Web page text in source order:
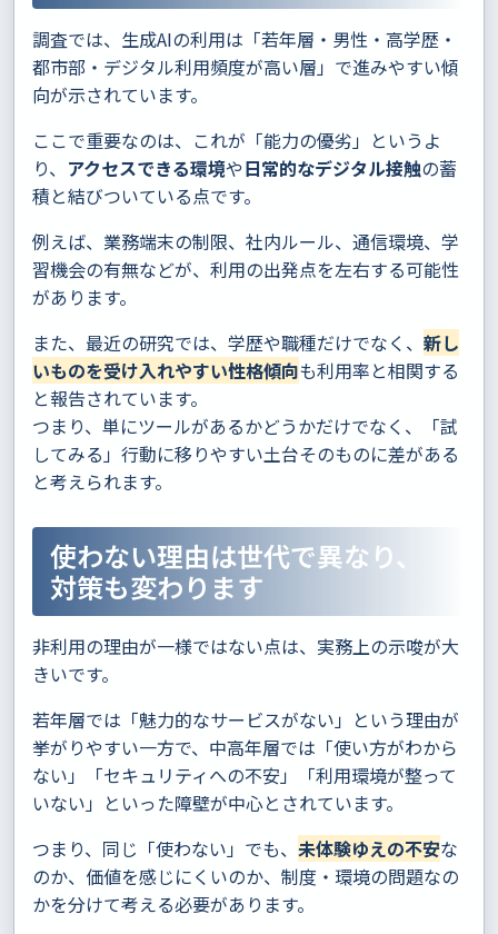
調査では、生成AIの利用は「若年層・男性・高学歴・
都市部・デジタル利用頻度が高い層」で進みやすい傾
向が示されています。
ここで重要なのは、これが「能力の優劣」というよ
り、 アクセスできる環境や日常的なデジタル接触の蓄
積と結びついている点です。
例えば、業務端末の制限、社内ルール、通信環境、学
習機会の有無などが、利用の出発点を左右する可能性
があります。
また、最近の研究では、学歴や職種だけでなく、 新し
いものを受け入れやすい性格傾向も利用率と相関する
と報告されています。
つまり、単にツールがあるかどうかだけでなく、「試
してみる」行動に移りやすい土台そのものに差がある
と考えられます。
使わない理由は世代で異なり、
対策も変わります
非利用の理由が一様ではない点は、実務上の示唆が大
きいです。
若年層では「魅力的なサービスがない」という理由が
挙がりやすい一方で、中高年層では「使い方がわから
ない」「セキュリティへの不安」「利用環境が整って
いない」といった障壁が中心とされています。
つまり、同じ「使わない」でも、 未体験ゆえの不安な
のか、価値を感じにくいのか、制度・環境の問題なの
かを分けて考える必要があります。